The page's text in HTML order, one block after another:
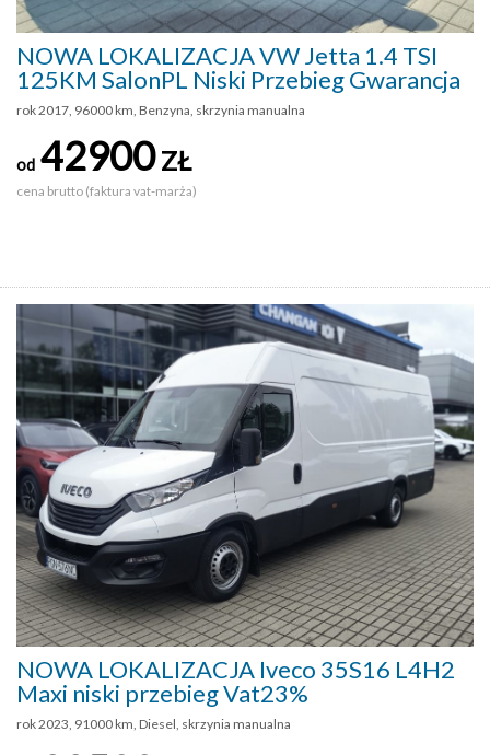
NOWA LOKALIZACJA VW Jetta 1.4 TSI
125KM SalonPL Niski Przebieg Gwarancja
rok 2017, 96000 km, Benzyna, skrzynia manualna
od 42900ZŁ
cena brutto (faktura vat-marża)
NOWA LOKALIZACJA Iveco 35S16 L4H2
Maxi niski przebieg Vat23%
rok 2023, 91000 km, Diesel, skrzynia manualna